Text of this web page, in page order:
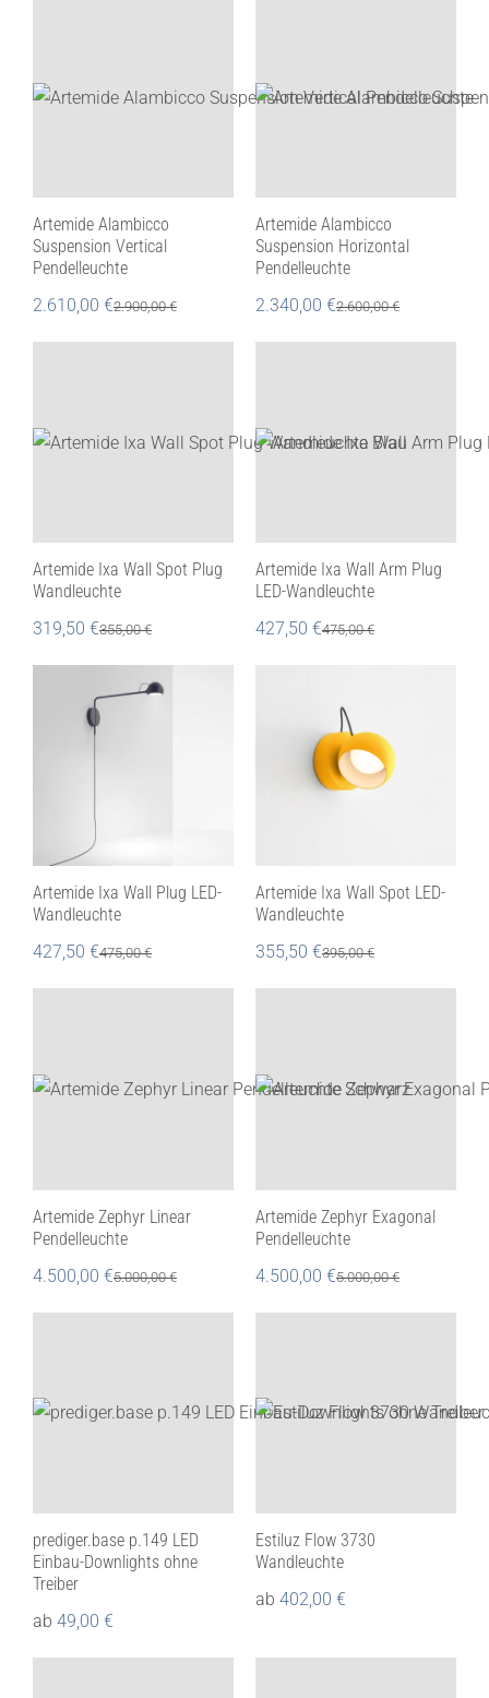
Artemide Alambicco
Suspension Vertical
Pendelleuchte
2.610,00 €2.900,00€
Artemide Alambicco
Suspension Horizontal
Pendelleuchte
2.340,00 €2.600,00€
Artemide Ixa Wall Spot Plug
Wandleuchte
319,50 €355,00€
Artemide Ixa Wall Arm Plug
LED-Wandleuchte
427,50 €475,00€
Artemide Ixa Wall Plug LED-
Wandleuchte
427,50 €475,00€
Artemide Ixa Wall Spot LED-
Wandleuchte
355,50 €395,00€
Artemide Zephyr Linear
Pendelleuchte
4.500,00 €5.000,00€
Artemide Zephyr Exagonal
Pendelleuchte
4.500,00 €5.000,00€
prediger.base p.149 LED
Einbau-Downlights ohne
Treiber
ab 49,00 €
Estiluz Flow 3730
Wandleuchte
ab 402,00 €